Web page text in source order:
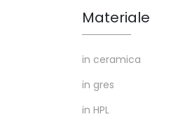
Materiale
in ceramica
in gres
in HPL